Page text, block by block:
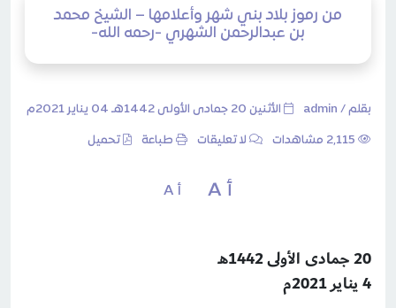
من رموز بلاد بني شهر وأعلامها – الشيخ محمد
بن عبدالرحمن الشهري -رحمه الله-
بقلم / admin الأثنين 20 جمادى الأولى 1442هـ 04 يناير 2021م
لا تعليقات طباعة تحميل
أ A أ A
20 جمادى الأولى 1442هـ
4 يناير 2021م